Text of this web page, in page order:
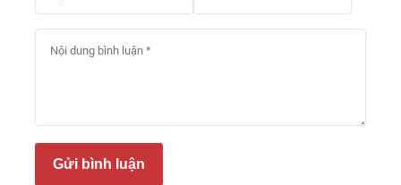
Gửi bình luận